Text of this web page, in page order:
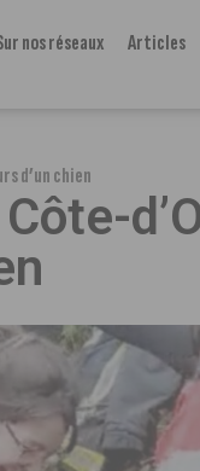
nos réseaux Articles
d’un chien